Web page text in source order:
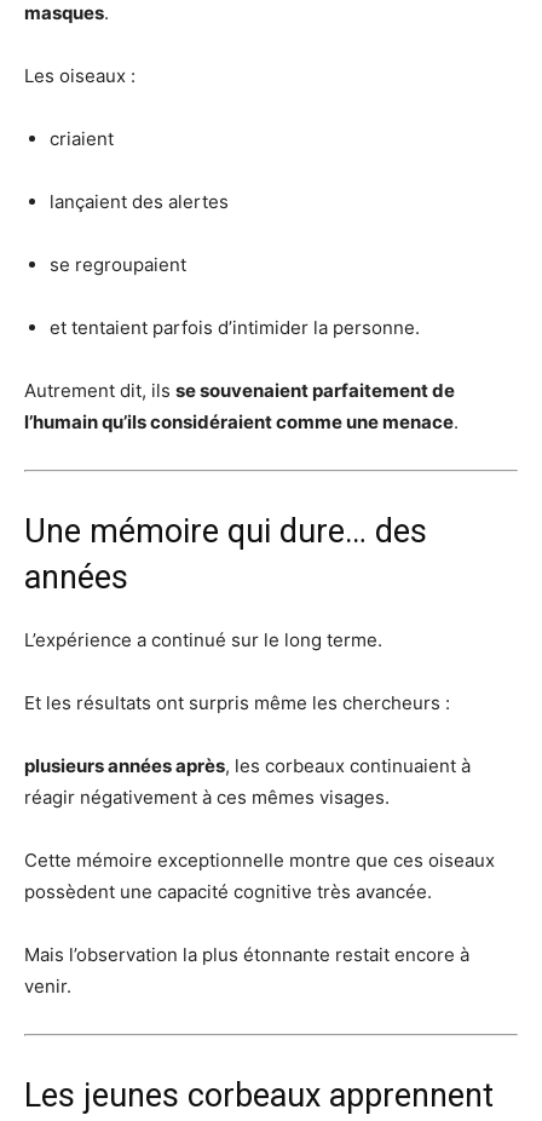
masques.
Les oiseaux :
criaient
lançaient des alertes
se regroupaient
et tentaient parfois d’intimider la personne.
Autrement dit, ils se souvenaient parfaitement de
l’humain qu’ils considéraient comme une menace.
Une mémoire qui dure… des
années
L’expérience a continué sur le long terme.
Et les résultats ont surpris même les chercheurs :
plusieurs années après, les corbeaux continuaient à
réagir négativement à ces mêmes visages.
Cette mémoire exceptionnelle montre que ces oiseaux
possèdent une capacité cognitive très avancée.
Mais l’observation la plus étonnante restait encore à
venir.
Les jeunes corbeaux apprennent